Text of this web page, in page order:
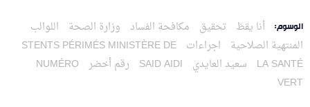
الوسوم: أنا يقظ تحقيق مكافحة الفساد وزارة الصحة اللوالب
المنتهية الصلاحية اجراءات STENTS PÉRIMÉSMINISTÈRE DE
LA SANTÉ سعيد العايدي SAID AIDI رقم أخضر NUMÉRO
VERT